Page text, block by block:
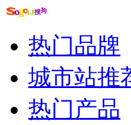
相关推荐
最新suv5到10万
8万到10万什么suv好
10万suv报价及图片
价格5-10万的suv车型
北汽suv酷似路虎极光
热门品牌
城市站推
热门产品